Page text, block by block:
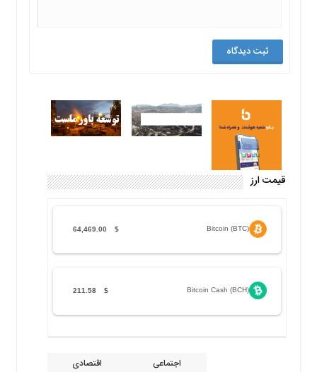
قیمت ارز
Bitcoin (BTC)
$
64,469.00
Bitcoin Cash (BCH)
$
211.58
اجتماعی اقتصادی